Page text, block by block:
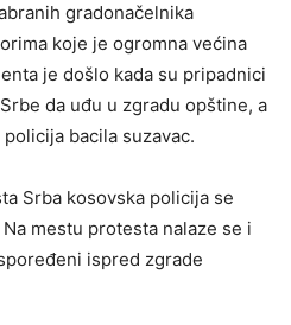
gradonačelnika
koje je ogromna većina
je došlo kada su pripadnici
da uđu u zgradu opštine, a
bacila suzavac.
Srba kosovska policija se
mestu protesta nalaze se i
ispred zgrade